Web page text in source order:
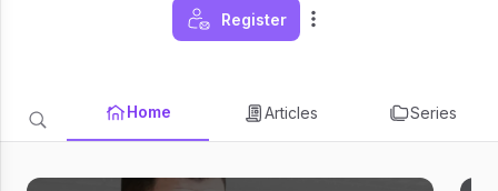
Register
Home Articles Series